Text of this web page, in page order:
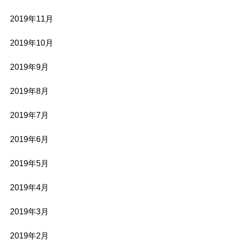
2019年11月
2019年10月
2019年9月
2019年8月
2019年7月
2019年6月
2019年5月
2019年4月
2019年3月
2019年2月